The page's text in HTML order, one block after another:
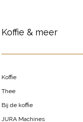
Koffie & meer
Koffie
Thee
Bij de koffie
JURA Machines